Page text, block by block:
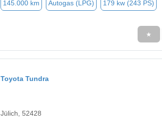
145.000 km Autogas (LPG) 179 kw (243 PS)
★
Toyota Tundra
Jülich, 52428